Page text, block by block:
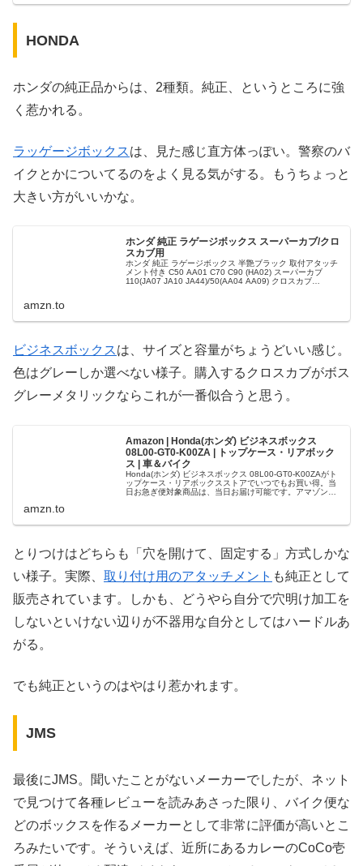
HONDA
ホンダの純正品からは、2種類。純正、というところに強
く惹かれる。
ラッゲージボックスは、見た感じ直方体っぽい。警察のバ
イクとかについてるのをよく見る気がする。もうちょっと
大きい方がいいかな。
ホンダ 純正 ラゲージボックス スーパーカブ/クロ
スカブ用
ホンダ 純正 ラゲージボックス 半艶ブラック 取付アタッチ
メント付き C50 AA01 C70 C90 (HA02) スーパーカブ
110(JA07 JA10 JA44)/50(AA04 AA09) クロスカブ
amzn.to
ビジネスボックスは、サイズと容量がちょうどいい感じ。
色はグレーしか選べない様子。購入するクロスカブがボス
グレーメタリックならこれが一番似合うと思う。
Amazon | Honda(ホンダ) ビジネスボックス
08L00-GT0-K00ZA | トップケース・リアボック
ス | 車＆バイク
Honda(ホンダ) ビジネスボックス 08L00-GT0-K00ZAがト
ップケース・リアボックスストアでいつでもお買い得。当
日お急ぎ便対象商品は、当日お届け可能です。アマゾン配
amzn.to
とりつけはどちらも「穴を開けて、固定する」方式しかな
い様子。実際、 取り付け用のアタッチメント も純正として
販売されています。しかも、どうやら自分で穴明け加工を
しないといけない辺りが不器用な自分としてはハードルあ
がる。
でも純正というのはやはり惹かれます。
JMS
最後にJMS。聞いたことがないメーカーでしたが、ネット
で見つけて各種レビューを読みあさった限り、バイク便な
どのボックスを作るメーカーとして非常に評価が高いとこ
ろみたいです。そういえば、近所にあるカレーのCoCo壱